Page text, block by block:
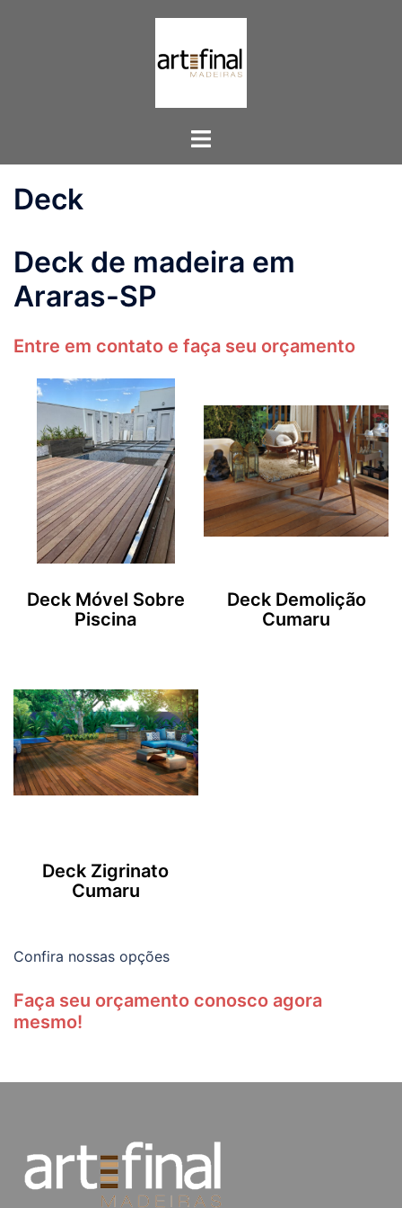
Toggle
Deck
Deck de madeira em
Araras-SP
Entre em contato e faça seu orçamento
Deck Móvel Sobre
Piscina
Deck Demolição
Cumaru
Deck Zigrinato
Cumaru
Confira nossas opções
Faça seu orçamento conosco agora
mesmo!